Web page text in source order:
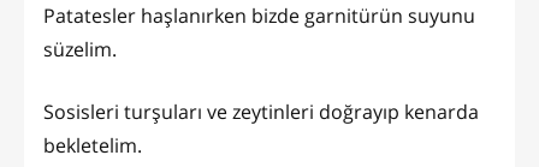
Patatesler haşlanırken bizde garnitürün suyunu
süzelim.
Sosisleri turşuları ve zeytinleri doğrayıp kenarda
bekletelim.